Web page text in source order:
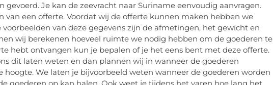
Je kan de zeevracht naar Suriname eenvoudig aanvragen.
van een offerte. Voordat wij de offerte kunnen maken hebben we
van deze gegevens zijn de afmetingen, het gewicht en
wij berekenen hoeveel ruimte we nodig hebben om de goederen te
hebt ontvangen kun je bepalen of je het eens bent met deze offerte.
dit laten weten en dan plannen wij in wanneer de goederen
hoogte. We laten je bijvoorbeeld weten wanneer de goederen worden